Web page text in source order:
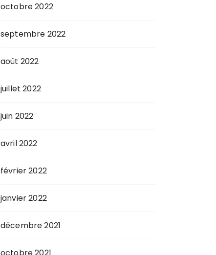
octobre 2022
septembre 2022
août 2022
juillet 2022
juin 2022
avril 2022
février 2022
janvier 2022
décembre 2021
octobre 2021